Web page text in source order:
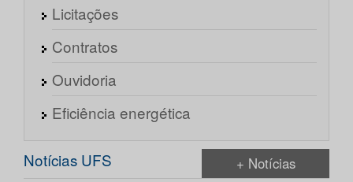
Licitações
Contratos
Ouvidoria
Eficiência energética
Notícias UFS + Notícias